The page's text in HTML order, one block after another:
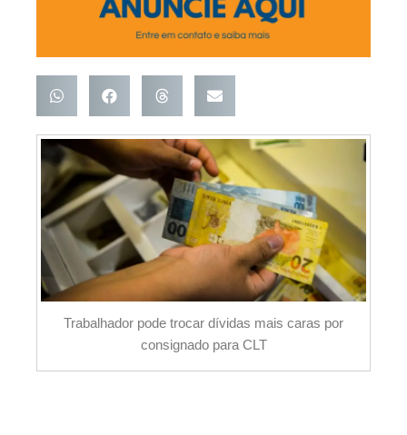
Trabalhador pode trocar dívidas mais caras por
consignado para CLT